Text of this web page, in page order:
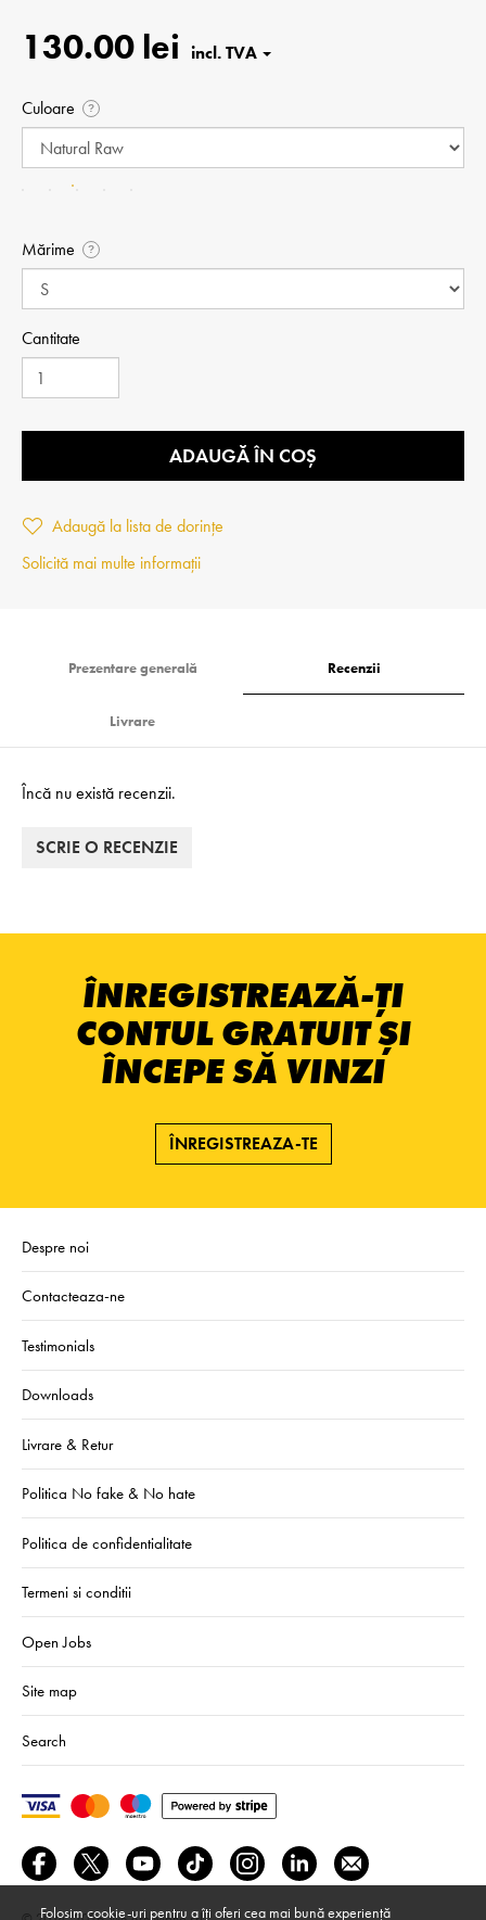
130.00 lei
Culoare ?
Mărime ?
Cantitate
ADAUGĂ ÎN COȘ
Adaugă la lista de dorințe
Solicită mai multe informații
Prezentare generală Recenzii
Livrare
Încă nu există recenzii.
SCRIE O RECENZIE
ÎNREGISTREAZĂ-ȚI
CONTUL GRATUIT ȘI
ÎNCEPE SĂ VINZI
ÎNREGISTREAZA-TE
Despre noi
Contacteaza-ne
Testimonials
Downloads
Livrare & Retur
Politica No fake & No hate
Politica de confidentialitate
Termeni si conditii
Open Jobs
Site map
Search
Folosim cookie-uri pentru a îți oferi cea mai bună experiență